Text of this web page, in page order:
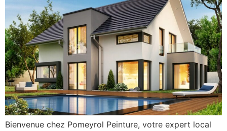
Bienvenue chez Pomeyrol Peinture, votre expert local